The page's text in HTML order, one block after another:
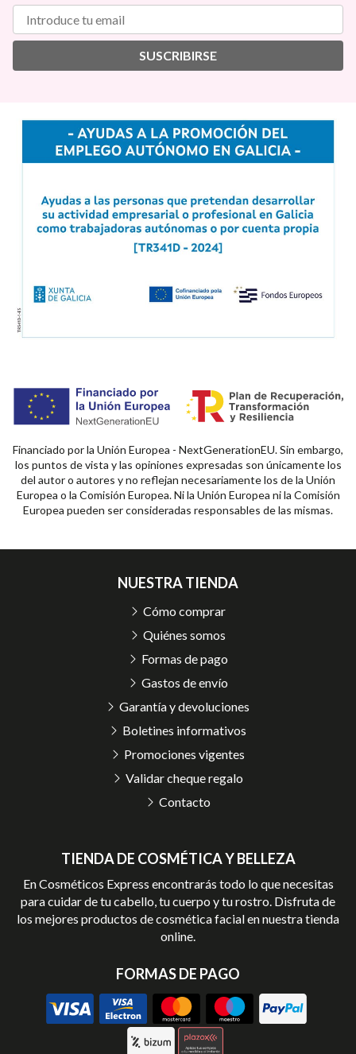
SUSCRIBIRSE
Financiado por la Unión Europea - NextGenerationEU. Sin embargo,
los puntos de vista y las opiniones expresadas son únicamente los
del autor o autores y no reflejan necesariamente los de la Unión
Europea o la Comisión Europea. Ni la Unión Europea ni la Comisión
Europea pueden ser consideradas responsables de las mismas.
TIENDA DE COSMÉTICA Y BELLEZA
En Cosméticos Express encontrarás todo lo que necesitas
para cuidar de tu cabello, tu cuerpo y tu rostro. Disfruta de
los mejores productos de cosmética facial en nuestra tienda
online.
FORMAS DE PAGO
NUESTRA TIENDA
Cómo comprar
Quiénes somos
Formas de pago
Gastos de envío
Garantía y devoluciones
Boletines informativos
Promociones vigentes
Validar cheque regalo
Contacto